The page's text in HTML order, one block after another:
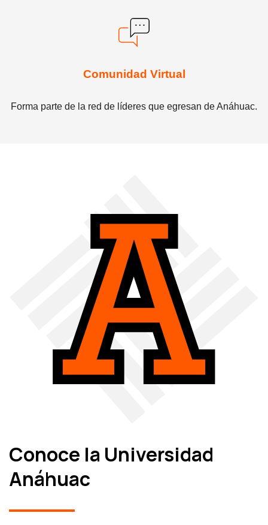
Comunidad Virtual
Forma parte de la red de líderes que egresan de Anáhuac.
Conoce la Universidad
Anáhuac